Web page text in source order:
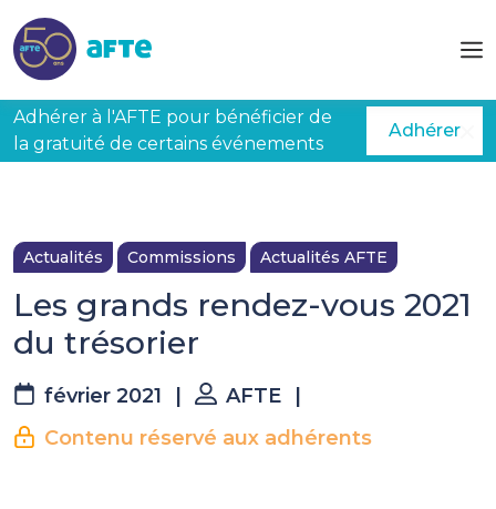
Adhérer à l'AFTE pour bénéficier de
la gratuité de certains événements
Adhérer
Actualités Commissions Actualités AFTE
Les grands rendez-vous 2021
du trésorier
février 2021 AFTE
Contenu réservé aux adhérents